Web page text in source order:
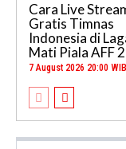
Cara Live
Gratis Timnas
Indonesia di
Mati Piala AFF
7 August 2026 20:00 WIB